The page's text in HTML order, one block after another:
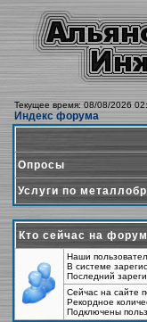
Текущее время: 08/08/2026
Индекс форума
Опросы
Услуги по
Кто сейчас на
Наши
В системе
Последний
Сейчас на сайте
Рекордное
Подключены